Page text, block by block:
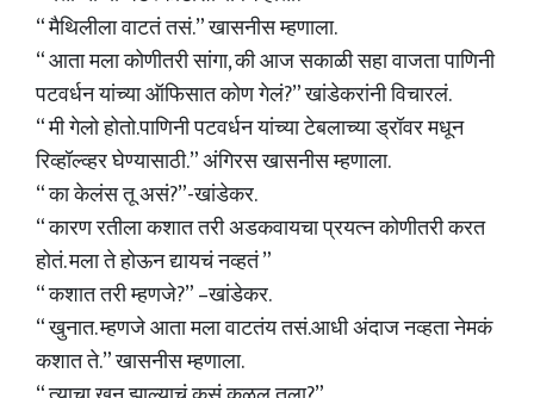
“ मैथिलीला वाटतं तसं.” खासनीस म्हणाला.
“ आता मला कोणीतरी सांगा, की आज सकाळी सहा वाजता पाणिनी
पटवर्धन यांच्या ऑफिसात कोण गेलं?” खांडेकरांनी विचारलं.
“ मी गेलो होतो.पाणिनी पटवर्धन यांच्या टेबलाच्या ड्रॉवर मधून
रिव्हॉल्व्हर घेण्यासाठी.” अंगिरस खासनीस म्हणाला.
“ का केलंस तू असं?”-खांडेकर.
“ कारण रतीला कशात तरी अडकवायचा प्रयत्न कोणीतरी करत
होतं. मला ते होऊन द्यायचं नव्हतं ”
“ कशात तरी म्हणजे?” –खांडेकर.
“ खुनात. म्हणजे आता मला वाटतंय तसं.आधी अंदाज नव्हता नेमकं
कशात ते.” खासनीस म्हणाला.